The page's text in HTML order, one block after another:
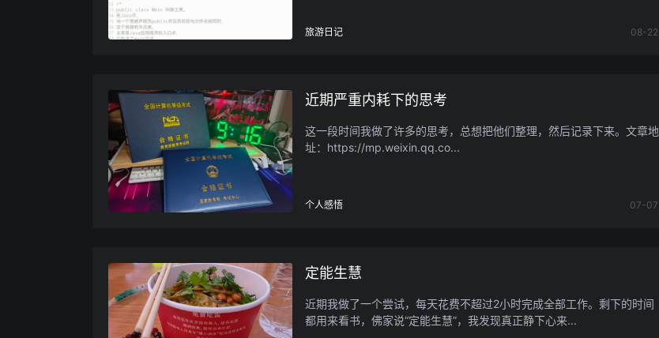
旅游日记 08-22
近期严重内耗下的思考
这一段时间我做了许多的思考，总想把他们整理，然后记录下来。文章地
址：https://mp.weixin.qq.co...
个人感悟 07-07
定能生慧
近期我做了一个尝试，每天花费不超过2小时完成全部工作。剩下的时间
都用来看书，佛家说“定能生慧”，我发现真正静下心来...